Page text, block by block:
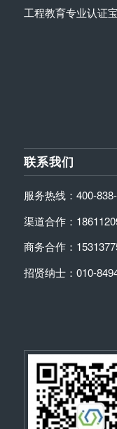
工程教育专业认证宝
联系我们
服务热线：400-
渠道合作：
商务合作：
招贤纳士：010-